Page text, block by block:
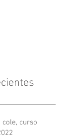
cole, curso